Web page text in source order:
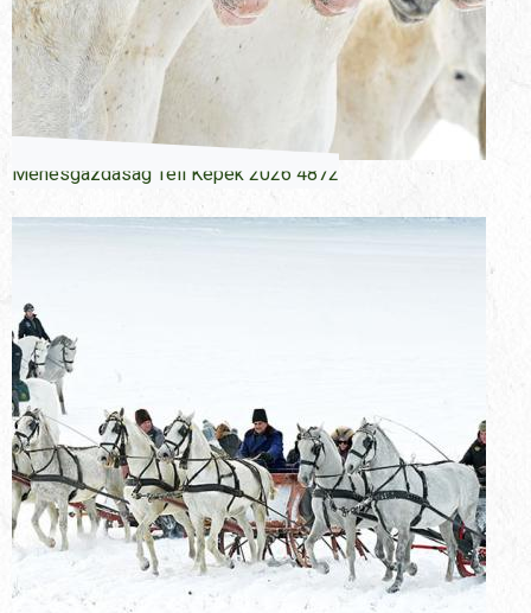
Menesgazdasag Teli Kepek 2026 4872